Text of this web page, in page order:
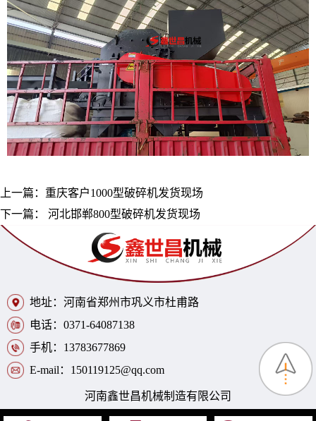
上一篇： 重庆客户1000型破碎机发货现场
下一篇：
河北邯郸800型破碎机发货现场
地址：河南省郑州市巩义市杜甫路
电话：0371-64087138
手机：13783677869
E-mail：150119125@qq.com
河南鑫世昌机械制造有限公司